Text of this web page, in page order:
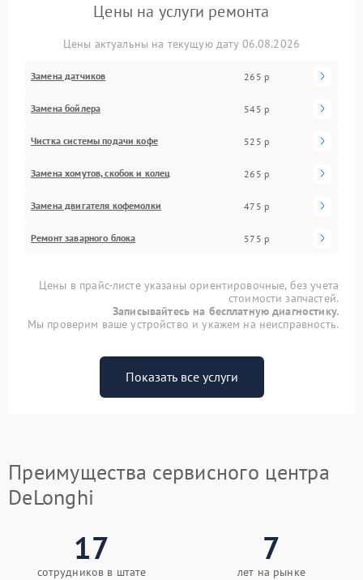
Цены на услуги ремонта
Цены актуальны на текущую дату 06.08.2026
Замена датчиков 265 р
Замена бойлера 545 р
Чистка системы подачи кофе 525 р
Замена хомутов, скобок и колец 265 р
Замена двигателя кофемолки 475 р
Ремонт заварного блока 575 р
Цены в прайс-листе указаны ориентировочные, без учета
стоимости запчастей.
Записывайтесь на бесплатную диагностику.
Мы проверим ваше устройство и укажем на неисправность.
Показать все услуги
Преимущества сервисного центра
DeLonghi
17
сотрудников в штате
7
лет на рынке